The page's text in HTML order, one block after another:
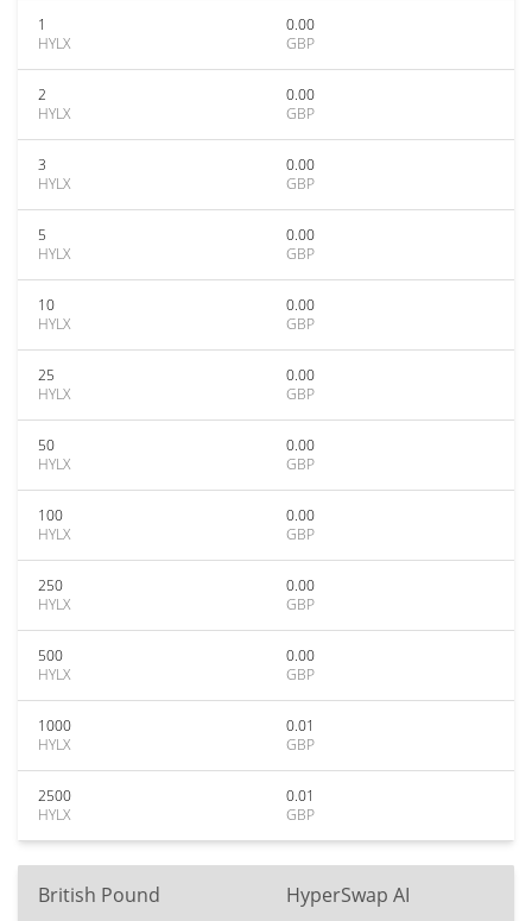
1
HYLX
0.00
GBP
2
HYLX
0.00
GBP
3
HYLX
0.00
GBP
5
HYLX
0.00
GBP
10
HYLX
0.00
GBP
25
HYLX
0.00
GBP
50
HYLX
0.00
GBP
100
HYLX
0.00
GBP
250
HYLX
0.00
GBP
500
HYLX
0.00
GBP
1000
HYLX
0.01
GBP
2500
HYLX
0.01
GBP
British Pound HyperSwap AI